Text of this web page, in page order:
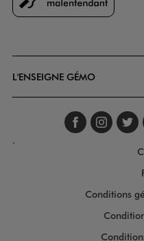
L'ENSEIGNE GÉMO
.
Conditions